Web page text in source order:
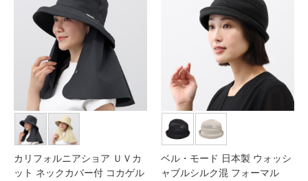
カリフォルニアショア ＵＶカ
ット ネックカバー付 コカゲル
ベル・モード 日本製 ウォッシ
ャブルシルク混 フォーマル